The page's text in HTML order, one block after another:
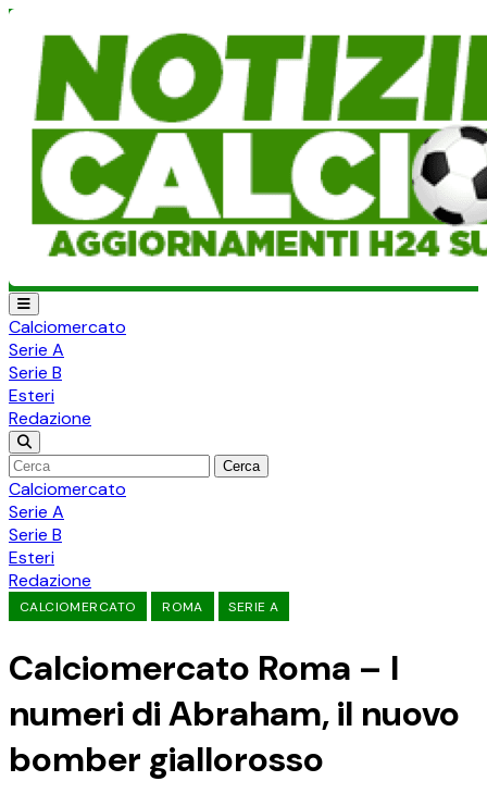
Calciomercato
Serie A
Serie B
Esteri
Redazione
Cerca
Calciomercato
Serie A
Serie B
Esteri
Redazione
CALCIOMERCATO ROMA SERIE A
Calciomercato Roma – I
numeri di Abraham, il nuovo
bomber giallorosso